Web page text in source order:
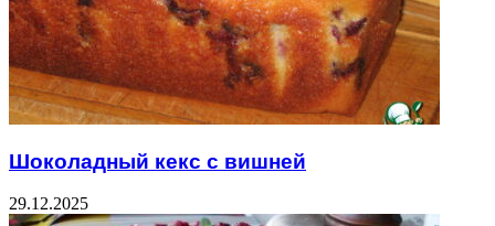
Шоколадный кекс с вишней
29.12.2025